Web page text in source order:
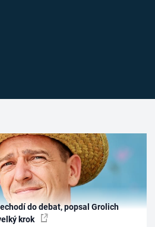
do debat, popsal Grolich
krok